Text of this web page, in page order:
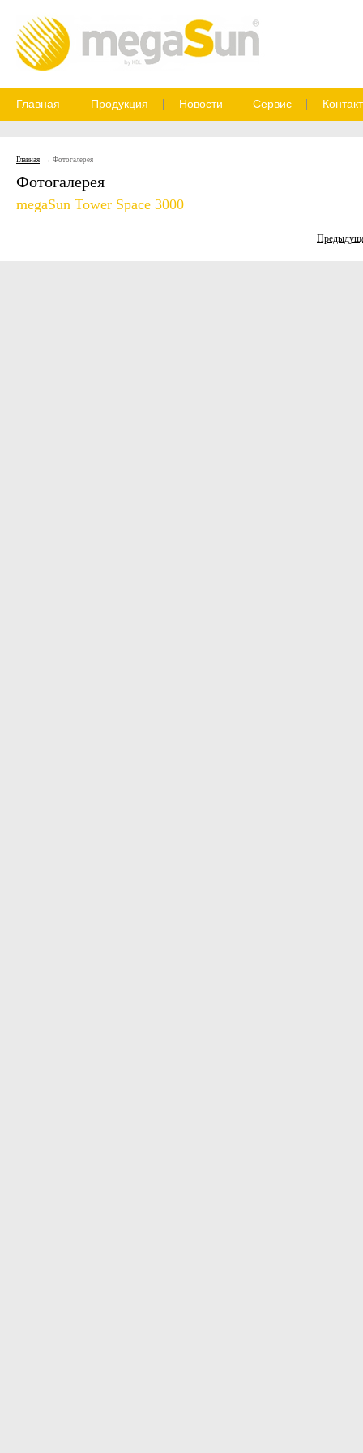
Главная Продукция Новости Сервис
Главная Фотогалерея
Фотогалерея
megaSun Tower Space 3000